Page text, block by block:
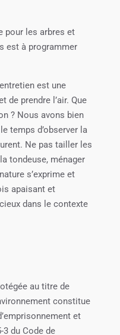
pour les arbres et
est à programmer
est une
de prendre l’air. Que
? Nous avons bien
temps d’observer la
Ne pas tailler les
tondeuse, ménager
s’exprime et
apaisant et
dans le contexte
au titre de
constitue
et
3 du Code de